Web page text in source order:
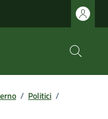
/ Politici /